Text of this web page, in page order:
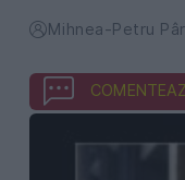
Mihnea-Petru